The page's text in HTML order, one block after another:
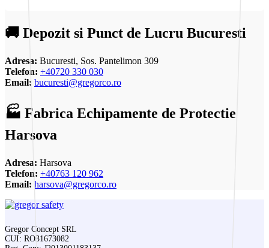
🚚 Depozit si Punct de Lucru Bucuresti
Adresa: Bucuresti, Sos. Pantelimon 309
Telefon: +40720 330 030
Email: bucuresti@gregorco.ro
🏭 Fabrica Echipamente de Protectie
Harsova
Adresa: Harsova
Telefon: +40763 120 962
Email: harsova@gregorco.ro
Gregor Concept SRL
CUI: RO31673082